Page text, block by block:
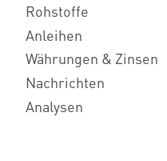
Rohstoffe
Anleihen
Währungen & Zinsen
Nachrichten
Analysen